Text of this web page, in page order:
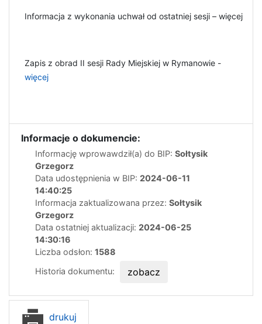
Informacja z wykonania uchwał od ostatniej sesji – więcej
Zapis z obrad II sesji Rady Miejskiej w Rymanowie -
więcej
Informacje o dokumencie:
Informację wprowawdził(a) do BIP: Sołtysik
Grzegorz
Data udostępnienia w BIP: 2024-06-11
14:40:25
Informacja zaktualizowana przez: Sołtysik
Grzegorz
Data ostatniej aktualizacji: 2024-06-25
14:30:16
Liczba odsłon: 1588
Historia dokumentu:
zobacz
drukuj